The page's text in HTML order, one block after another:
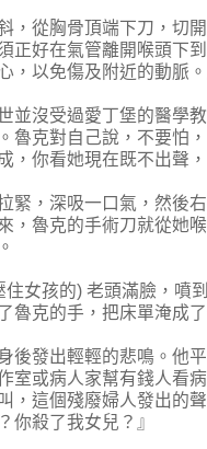
，從胸骨頂端下刀，切
正好在氣管離開喉頭下
，以免傷及附近的動脈。
並沒受過愛丁堡的醫學
魯克對自己說，不要怕
，你看她現在既不出聲
緊，深吸一口氣，然後
，魯克的手術刀就從她
住女孩的) 老頭滿臉，噴
魯克的手，把床單淹成
後發出輕輕的悲鳴。他
室或病人家幫有錢人看
，這個殘廢婦人發出的
你殺了我女兒？』